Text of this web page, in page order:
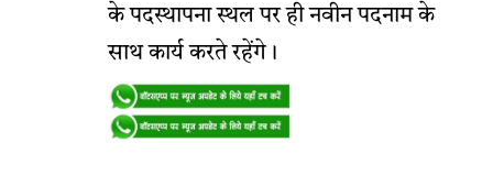
के पदस्थापना स्थल पर ही नवीन पदनाम के
साथ कार्य करते रहेंगे।